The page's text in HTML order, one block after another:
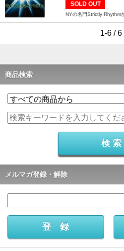
SOLD OUT
NYの名門Strictly Rhythm
1-6 / 6
商品検索
メルマガ登録・解除